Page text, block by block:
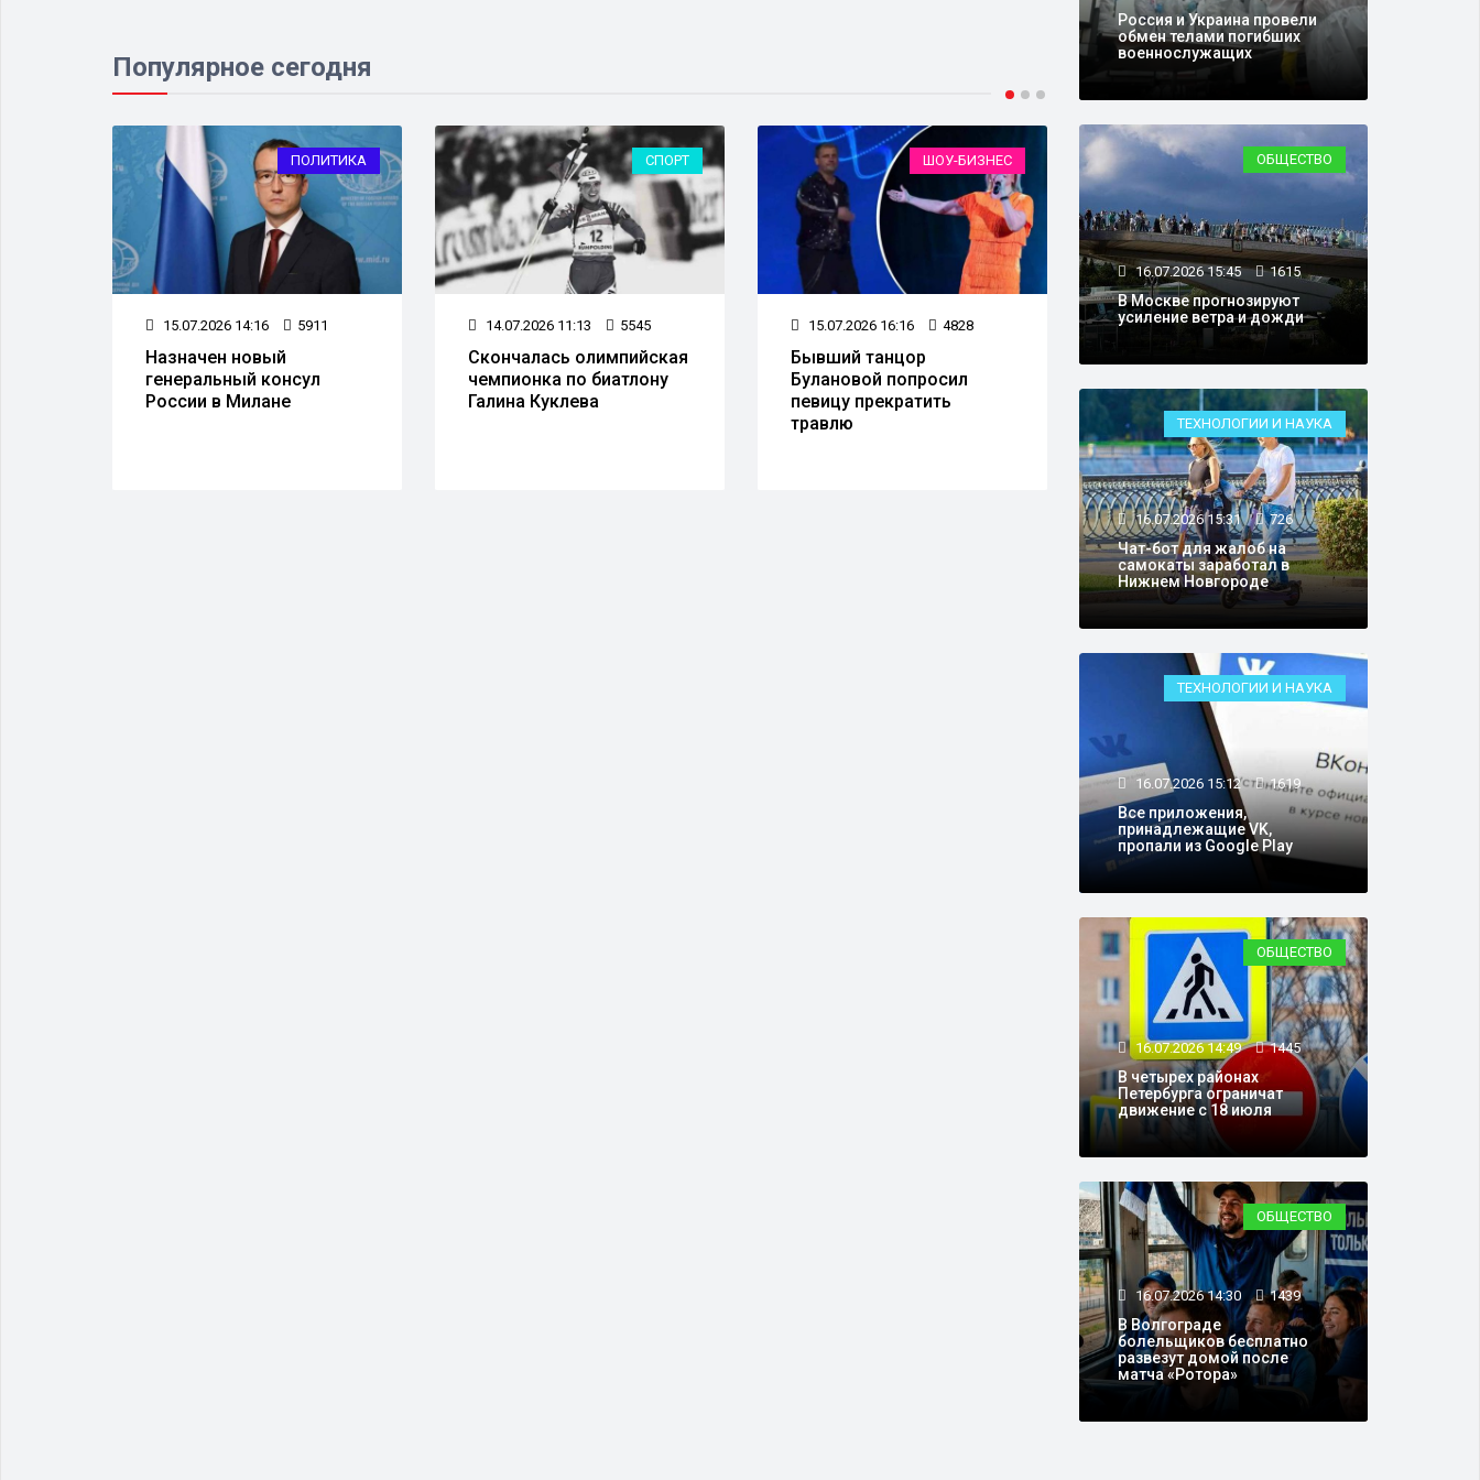
Популярное сегодня
ПОЛИТИКА
15.07.2026 14:16 5911
Назначен новый
генеральный консул
России в Милане
СПОРТ
14.07.2026 11:13 5545
Скончалась олимпийская
чемпионка по биатлону
Галина Куклева
ШОУ-БИЗНЕС
15.07.2026 16:16 4828
Бывший танцор
Булановой попросил
певицу прекратить
травлю
МЕРОПРИЯТИЯ
15.07.2026 17:55 4310
работу в Архангельской
области
Россия и Украина провели
обмен телами погибших
военнослужащих
ОБЩЕСТВО
16.07.2026 15:45 1615
В Москве прогнозируют
усиление ветра и дожди
ТЕХНОЛОГИИ И НАУКА
16.07.2026 15:31 726
Чат-бот для жалоб на
самокаты заработал в
Нижнем Новгороде
ТЕХНОЛОГИИ И НАУКА
16.07.2026 15:12 1619
Все приложения,
принадлежащие VK,
пропали из Google Play
ОБЩЕСТВО
16.07.2026 14:49 1445
В четырех районах
Петербурга ограничат
движение с 18 июля
ОБЩЕСТВО
16.07.2026 14:30 1439
В Волгограде
болельщиков бесплатно
развезут домой после
матча «Ротора»